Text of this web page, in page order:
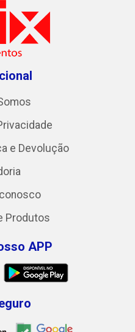
e Devolução
Produtos
APP